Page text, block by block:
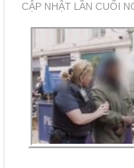
CẬP NHẬT LẦN CUỐI